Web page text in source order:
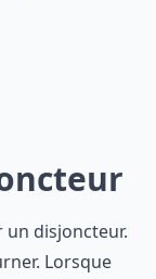
disjoncteur.
Lorsque